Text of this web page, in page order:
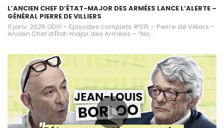
L’ANCIEN CHEF D’ÉTAT-MAJOR DES ARMÉES LANCE L’ALERTE –
GÉNÉRAL PIERRE DE VILLIERS
11 janv. 2026 GDIY – Episodes complets #515 – Pierre de Villiers –
Ancien Chef d’État-major des Armées – “No...